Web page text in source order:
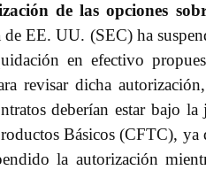
de las opciones
EE. UU. (SEC) ha
en efectivo
revisar dicha
deberían estar bajo
Básicos (CFTC),
la autorización